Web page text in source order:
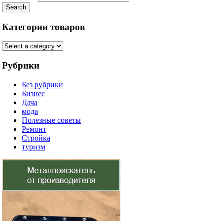
Search
Категории товаров
Рубрики
Без рубрики
Бизнес
Дача
мода
Полезные советы
Ремонт
Стройка
туризм